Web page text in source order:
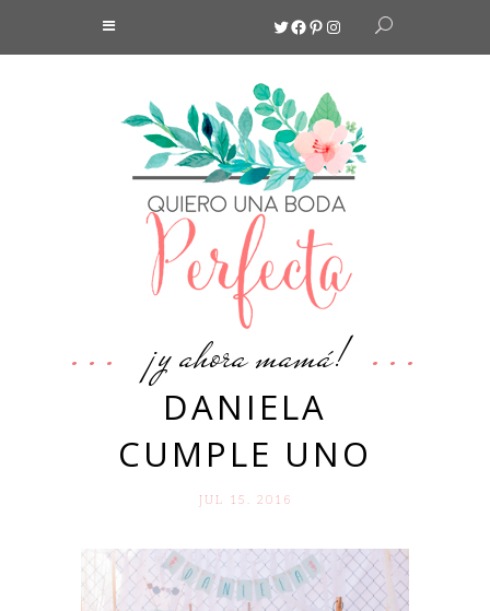
Twitter
Facebook
Pinterest
Instagram
¡y ahora mamá!
DANIELA
CUMPLE UNO
JUL 15. 2016